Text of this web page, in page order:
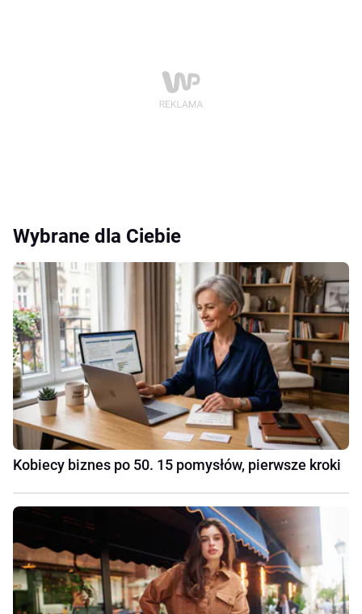
Wybrane dla Ciebie
Kobiecy biznes po 50. 15 pomysłów, pierwsze kroki